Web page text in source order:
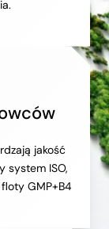
jakość
system ISO,
GMP+B4